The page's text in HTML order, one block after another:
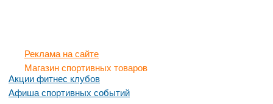
Реклама на сайте
Магазин спортивных товаров
Акции фитнес клубов
Афиша спортивных событий